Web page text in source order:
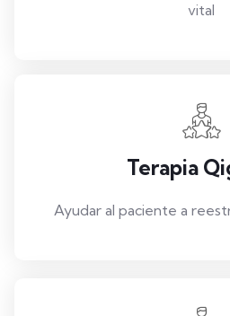
vital
Terapia
Ayudar al paciente a